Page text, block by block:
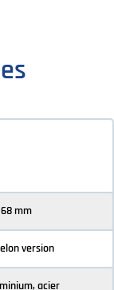
mm
version
acier